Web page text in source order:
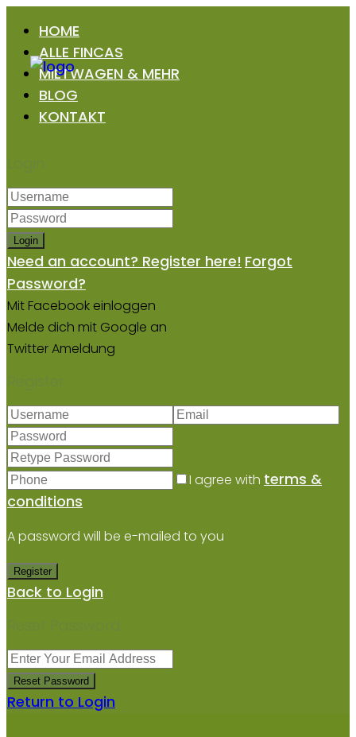
HOME
ALLE FINCAS
MIETWAGEN & MEHR
BLOG
KONTAKT
Login
Login
Need an account? Register here! Forgot
Password?
Mit Facebook einloggen
Melde dich mit Google an
Twitter Ameldung
Register
I agree with terms &
conditions
A password will be e-mailed to you
Register
Back to Login
Reset Password
Reset Password
Return to Login